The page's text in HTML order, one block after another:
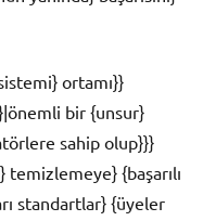
ortamı}}
bir {unsur}
sahip olup}}}
temizlemeye} {başarılı
standartlar} {üyeler